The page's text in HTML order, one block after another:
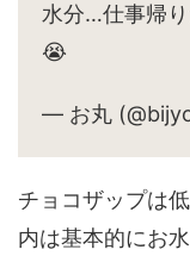
水分…仕事帰
😭
— お丸
チョコザップは
内は基本的にお